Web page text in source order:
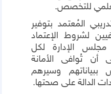
للتخصص.
المُعتمد بتوفير
لشروط الإعتماد
مجلس الإدارة لكل
تُوافى الأمانة
ببياناتهم وسيرهم
الدالة على صحتها.